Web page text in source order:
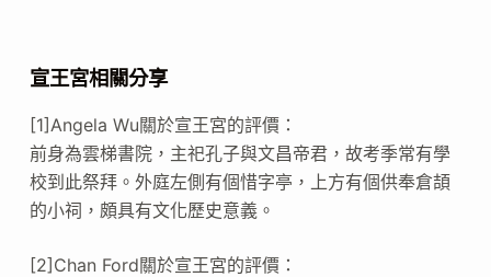
宣王宮相關分享
[1]Angela Wu關於宣王宮的評價：
前身為雲梯書院，主祀孔子與文昌帝君，故考季常有學
校到此祭拜。外庭左側有個惜字亭，上方有個供奉倉頡
的小祠，頗具有文化歷史意義。
[2]Chan Ford關於宣王宮的評價：